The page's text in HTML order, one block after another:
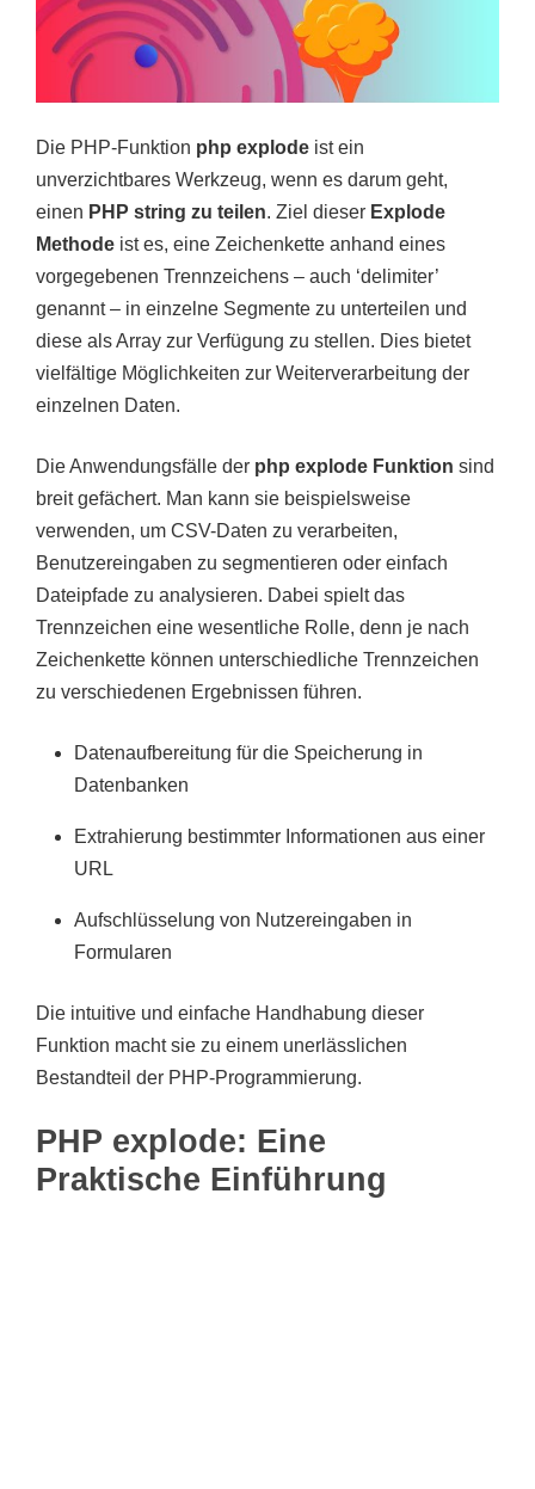
Die PHP-Funktion php explode ist ein
unverzichtbares Werkzeug, wenn es darum geht,
einen PHP string zu teilen. Ziel dieser Explode
Methode ist es, eine Zeichenkette anhand eines
vorgegebenen Trennzeichens – auch ‘delimiter’
genannt – in einzelne Segmente zu unterteilen und
diese als Array zur Verfügung zu stellen. Dies bietet
vielfältige Möglichkeiten zur Weiterverarbeitung der
einzelnen Daten.
Die Anwendungsfälle der php explode Funktion sind
breit gefächert. Man kann sie beispielsweise
verwenden, um CSV-Daten zu verarbeiten,
Benutzereingaben zu segmentieren oder einfach
Dateipfade zu analysieren. Dabei spielt das
Trennzeichen eine wesentliche Rolle, denn je nach
Zeichenkette können unterschiedliche Trennzeichen
zu verschiedenen Ergebnissen führen.
Datenaufbereitung für die Speicherung in
Datenbanken
Extrahierung bestimmter Informationen aus einer
URL
Aufschlüsselung von Nutzereingaben in
Formularen
Die intuitive und einfache Handhabung dieser
Funktion macht sie zu einem unerlässlichen
Bestandteil der PHP-Programmierung.
PHP explode: Eine
Praktische Einführung